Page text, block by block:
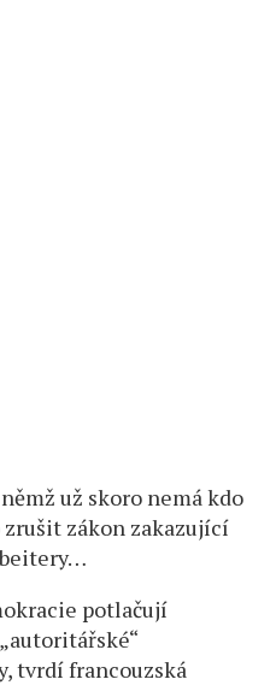
už skoro nemá kdo
zákon zakazující
potlačují
tvrdí francouzská